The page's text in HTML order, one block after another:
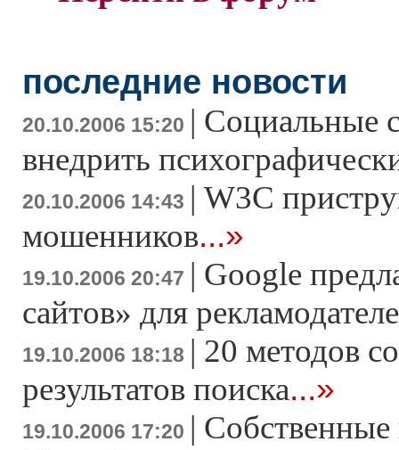
последние новости
20.10.2006 15:20 | Социальные
внедрить
20.10.2006 14:43 | W3C
мошенников...»
19.10.2006 20:47 | Google
сайтов» для
19.10.2006 18:18 | 20 методов
результатов поиска...»
19.10.2006 17:20 |